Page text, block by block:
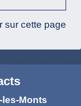
sur cette page
Monts